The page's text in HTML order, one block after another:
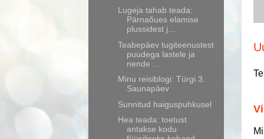
Lugeja tahab teada:
Pärnaõues elamise
plussidest j...
Teabepäev tugiteenustest
puudega lastele ja
nende ...
Minu reisiblogi: Türgi 3.
Saunapäev
Sunnitud haiguspuhkusel
Hea teada: toetust
antakse kodu